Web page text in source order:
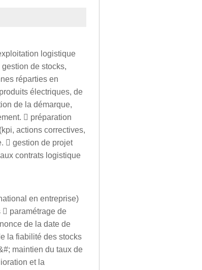
logistique
de stocks,
réparties en
électriques, de
de la démarque,
 préparation
actions correctives,
 gestion de projet
contrats logistique
en entreprise)
paramétrage de
de la date de
la fiabilité des stocks
maintien du taux de
et la